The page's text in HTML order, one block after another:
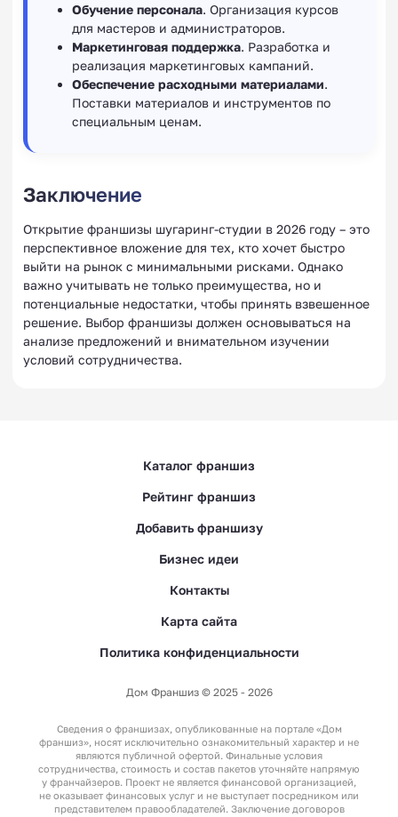
Обучение персонала. Организация курсов
для мастеров и администраторов.
Маркетинговая поддержка. Разработка и
реализация маркетинговых кампаний.
Обеспечение расходными материалами.
Поставки материалов и инструментов по
специальным ценам.
Заключение
Открытие франшизы шугаринг-студии в 2026 году – это
перспективное вложение для тех, кто хочет быстро
выйти на рынок с минимальными рисками. Однако
важно учитывать не только преимущества, но и
потенциальные недостатки, чтобы принять взвешенное
решение. Выбор франшизы должен основываться на
анализе предложений и внимательном изучении
условий сотрудничества.
Каталог франшиз
Рейтинг франшиз
Добавить франшизу
Бизнес идеи
Контакты
Карта сайта
Политика конфиденциальности
Дом Франшиз © 2025 - 2026